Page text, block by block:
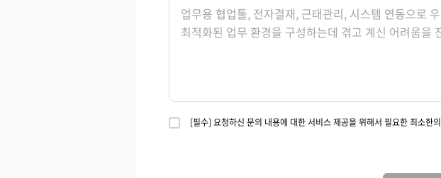
[필수] 요청하신 문의 내용에 대한 서비스 제공을 위해서 필요한 최소한의